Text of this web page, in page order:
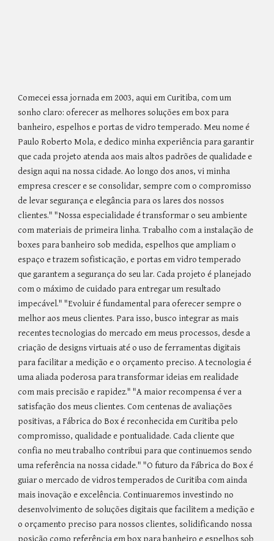
Comecei essa jornada em 2003, aqui em Curitiba, com um
sonho claro: oferecer as melhores soluções em box para
banheiro, espelhos e portas de vidro temperado. Meu nome é
Paulo Roberto Mola, e dedico minha experiência para garantir
que cada projeto atenda aos mais altos padrões de qualidade e
design aqui na nossa cidade. Ao longo dos anos, vi minha
empresa crescer e se consolidar, sempre com o compromisso
de levar segurança e elegância para os lares dos nossos
clientes." "Nossa especialidade é transformar o seu ambiente
com materiais de primeira linha. Trabalho com a instalação de
boxes para banheiro sob medida, espelhos que ampliam o
espaço e trazem sofisticação, e portas em vidro temperado
que garantem a segurança do seu lar. Cada projeto é planejado
com o máximo de cuidado para entregar um resultado
impecável." "Evoluir é fundamental para oferecer sempre o
melhor aos meus clientes. Para isso, busco integrar as mais
recentes tecnologias do mercado em meus processos, desde a
criação de designs virtuais até o uso de ferramentas digitais
para facilitar a medição e o orçamento preciso. A tecnologia é
uma aliada poderosa para transformar ideias em realidade
com mais precisão e rapidez." "A maior recompensa é ver a
satisfação dos meus clientes. Com centenas de avaliações
positivas, a Fábrica do Box é reconhecida em Curitiba pelo
compromisso, qualidade e pontualidade. Cada cliente que
confia no meu trabalho contribui para que continuemos sendo
uma referência na nossa cidade." "O futuro da Fábrica do Box é
guiar o mercado de vidros temperados de Curitiba com ainda
mais inovação e excelência. Continuaremos investindo no
desenvolvimento de soluções digitais que facilitem a medição e
o orçamento preciso para nossos clientes, solidificando nossa
posição como referência em box para banheiro e espelhos sob